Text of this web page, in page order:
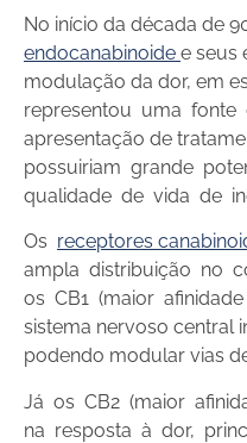
No início da década de
endocanabinoide e seus
modulação da dor, em
representou uma fonte
apresentação de
possuiriam grande
qualidade de vida de
Os receptores
ampla distribuição no
os CB1 (maior afinidade
sistema nervoso central
podendo modular vias
Já os CB2 (maior
na resposta à dor,